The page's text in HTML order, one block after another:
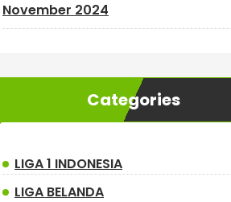
November 2024
Categories
LIGA 1 INDONESIA
LIGA BELANDA